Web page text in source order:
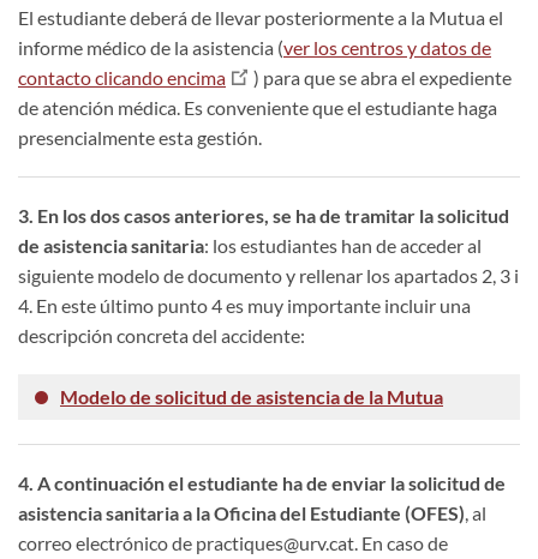
El estudiante deberá de llevar posteriormente a la Mutua el
informe médico de la asistencia (ver los centros y datos de
contacto clicando encima
) para que se abra el expediente
de atención médica. Es conveniente que el estudiante haga
presencialmente esta gestión.
3. En los dos casos anteriores, se ha de tramitar la solicitud
de asistencia sanitaria: los estudiantes han de acceder al
siguiente modelo de documento y rellenar los apartados 2, 3 i
4. En este último punto 4 es muy importante incluir una
descripción concreta del accidente:
Modelo de solicitud de asistencia de la Mutua
4. A continuación el estudiante ha de enviar la solicitud de
asistencia sanitaria a la Oficina del Estudiante (OFES) , al
correo electrónico de practiques@urv.cat. En caso de